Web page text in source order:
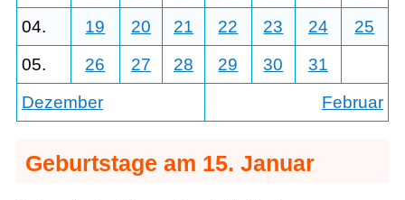
Dezember Februar
04.
19 20 21 22 23 24
25
05.
26 27 28 29 30 31
Geburtstage am 15. Januar